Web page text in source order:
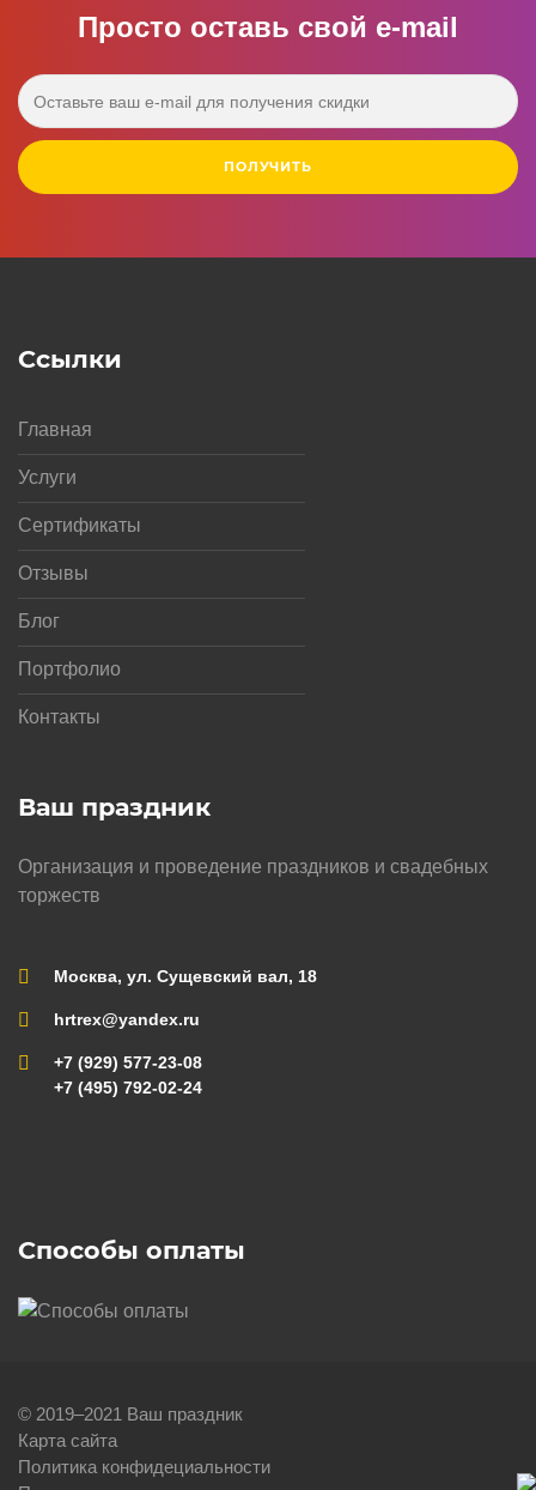
Просто оставь свой e‑mail
ПОЛУЧИТЬ
Ваш праздник
Организация и проведение праздников и свадебных
торжеств
Москва, ул. Сущевский вал, 18
hrtrex@yandex.ru
+7 (929) 577-23-08
+7 (495) 792-02-24
Ссылки
Главная
Услуги
Сертификаты
Отзывы
Блог
Портфолио
Контакты
Способы оплаты
© 2019–2021 Ваш праздник
Карта сайта
Политика конфидециальности